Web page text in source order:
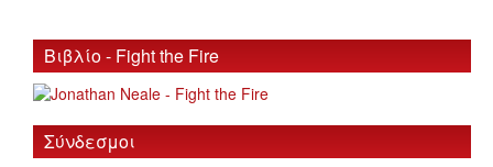
Βιβλίο - Fight the Fire
Σύνδεσμοι